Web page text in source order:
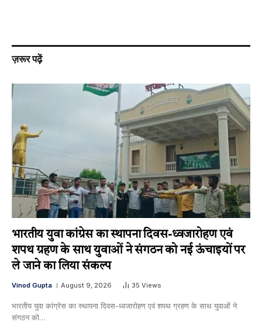
ज़रूर पढ़ें
भारतीय युवा कांग्रेस का स्थापना दिवस-ध्वजारोहण एवं
शपथ ग्रहण के साथ युवाओं ने संगठन को नई ऊंचाइयों पर
ले जाने का लिया संकल्प
Vinod Gupta August 9, 2026 35 Views
भारतीय युवा कांग्रेस का स्थापना दिवस-ध्वजारोहण एवं शपथ ग्रहण के साथ युवाओं ने
संगठन को…